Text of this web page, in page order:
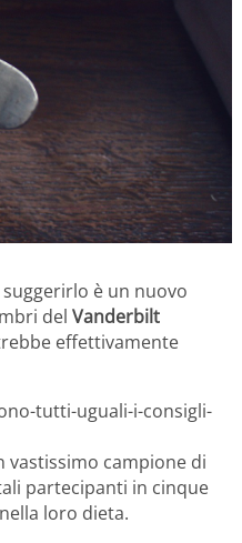
suggerirlo è un nuovo
del Vanderbilt
effettivamente
tutti-uguali-i-consigli-
vastissimo campione di
partecipanti in cinque
loro dieta.